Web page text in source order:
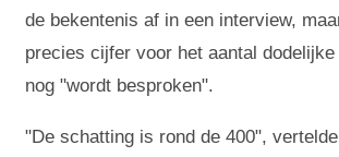
de bekentenis af in een interview,
precies cijfer voor het aantal
nog "wordt besproken".
"De schatting is rond de 400",